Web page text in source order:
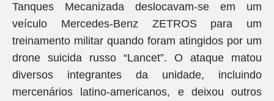
Tanques Mecanizada deslocavam-se em um
veículo Mercedes-Benz ZETROS para um
treinamento militar quando foram atingidos por um
drone suicida russo “Lancet”. O ataque matou
diversos integrantes da unidade, incluindo
mercenários latino-americanos, e deixou outros